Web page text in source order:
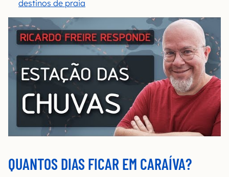
destinos de praia
QUANTOS DIAS FICAR EM CARAÍVA?